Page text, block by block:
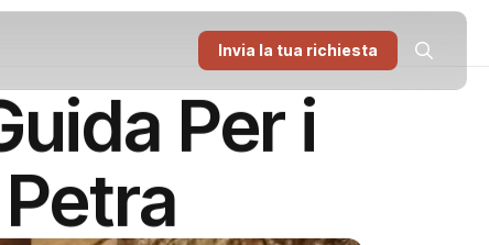
Invia la tua richiesta
Per i